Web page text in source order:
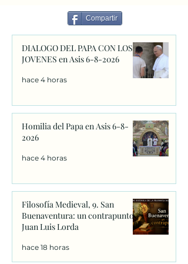
FRANCISCANOS).
PATRIMONIO
CIDADE DA CORUÑA.
Compartir
DIALOGO DEL PAPA CON LOS
JOVENES en Asis 6-8-2026
hace 4 horas
Homilia del Papa en Asis 6-8-
2026
hace 4 horas
Filosofía Medieval, 9. San
Buenaventura: un contrapunto.
Juan Luis Lorda
hace 18 horas